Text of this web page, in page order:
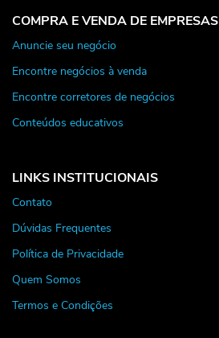
COMPRA E VENDA DE EMPRESAS
Anuncie seu negócio
Encontre negócios à venda
Encontre corretores de negócios
Conteúdos educativos
LINKS INSTITUCIONAIS
Contato
Dúvidas Frequentes
Política de Privacidade
Quem Somos
Termos e Condições